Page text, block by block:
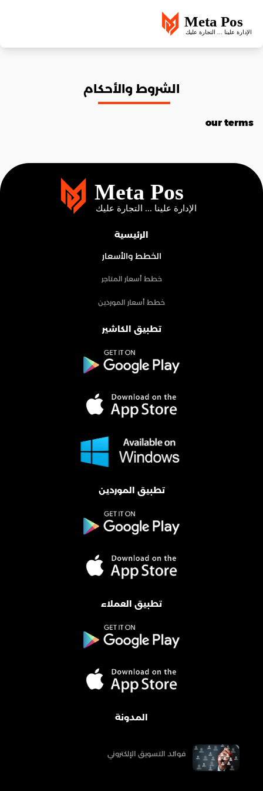
الشروط والأحكام
our terms
الرئيسية
الخطط والأسعار
خطط أسعار المتاجر
خطط أسعار الموردين
تطبيق الكاشير
تطبيق الموردين
تطبيق العملاء
المدونة
فوائد التسويق الإلكتروني